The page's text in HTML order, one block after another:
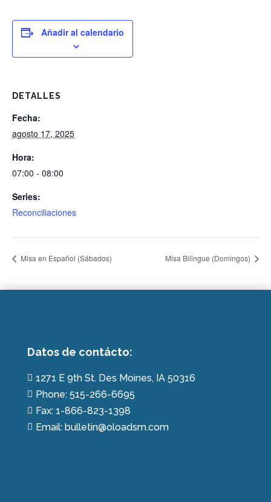
Añadir al calendario
DETALLES
Fecha:
agosto 17, 2025
Hora:
07:00 - 08:00
Series:
Reconciliaciones
Misa en Español (Sábados) Misa Bilingue (Domingos)
Datos de contácto:
 1271 E 9th St. Des Moines, IA 50316
 Phone: 515-266-6695
 Fax: 1-866-823-1398
 Email: bulletin@oloadsm.com